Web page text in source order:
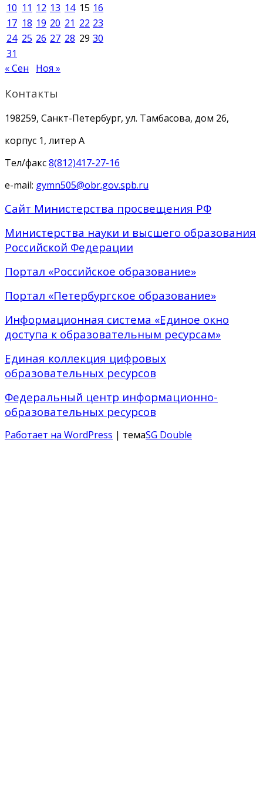
10 11 12 13 14 15 16
17 18 19 20 21 22 23
24 25 26 27 28 29 30
31
« Сен
Ноя »
Контакты
198259, Санкт-Петербург, ул. Тамбасова, дом 26,
корпус 1, литер А
Тел/факс8(812)417-27-16
e-mail: gymn505@obr.gov.spb.ru
Сайт Министерства просвещения РФ
Министерства науки и высшего образования
Российской Федерации
Портал «Российское образование»
Портал «Петербургское образование»
Информационная система «Единое окно
доступа к образовательным ресурсам»
Единая коллекция цифровых
образовательных ресурсов
Федеральный центр информационно-
образовательных ресурсов
Работает на WordPress | темаSG Double